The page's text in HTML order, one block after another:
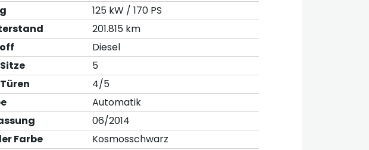
125 kW / 170 PS
201.815 km
Diesel
5
4/5
Automatik
06/2014
Farbe
Kosmosschwarz